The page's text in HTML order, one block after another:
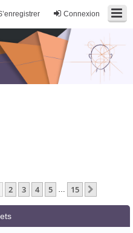
Connexion
1sur15
2 3 4 5 … 15